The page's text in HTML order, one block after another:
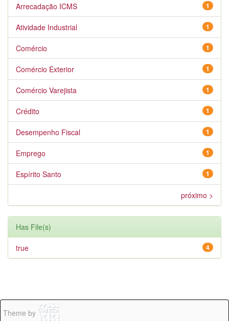
1
Arrecadação ICMS
1
Atividade Industrial
1
Comércio
1
Comércio Exterior
1
Comércio Varejista
1
Crédito
1
Desempenho Fiscal
1
Emprego
1
Espírito Santo
próximo >
Has File(s)
4
true
Theme by